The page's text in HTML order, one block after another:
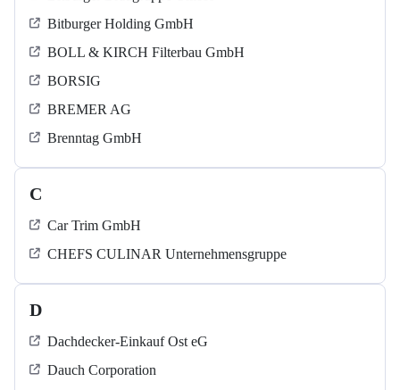
Bitburger Holding GmbH
BOLL & KIRCH Filterbau GmbH
BORSIG
BREMER AG
Brenntag GmbH
C
Car Trim GmbH
CHEFS CULINAR Unternehmensgruppe
D
Dachdecker-Einkauf Ost eG
Dauch Corporation